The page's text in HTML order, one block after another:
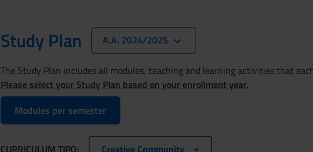
Study Plan A.A. 2024/2025
The Study Plan includes all modules, teaching and learning activities that
Please select your Study Plan based on your enrollment year.
Modules per semester
CURRICULUM TIPO: Creative Community